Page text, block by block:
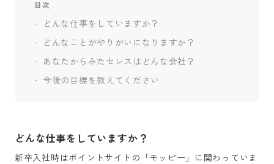
目次
どんな仕事をしていますか？
どんなことがやりがいになりますか？
あなたからみたセレスはどんな会社？
今後の目標を教えてください
どんな仕事をしていますか？
新卒入社時はポイントサイトの「モッピー」に関わっていま